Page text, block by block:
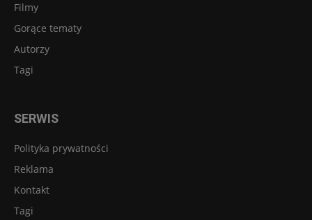
Filmy
Gorące tematy
Autorzy
Tagi
SERWIS
Polityka prywatności
Reklama
Kontakt
Tagi